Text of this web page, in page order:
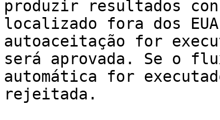
produzir resultados
localizado fora dos
autoaceitação for
será aprovada. Se o
automática for
rejeitada.